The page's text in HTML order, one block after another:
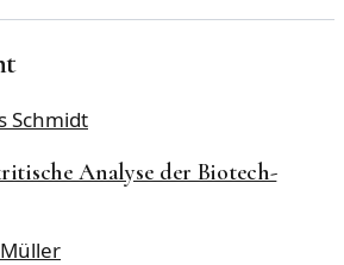
Schmidt
Analyse der Biotech-